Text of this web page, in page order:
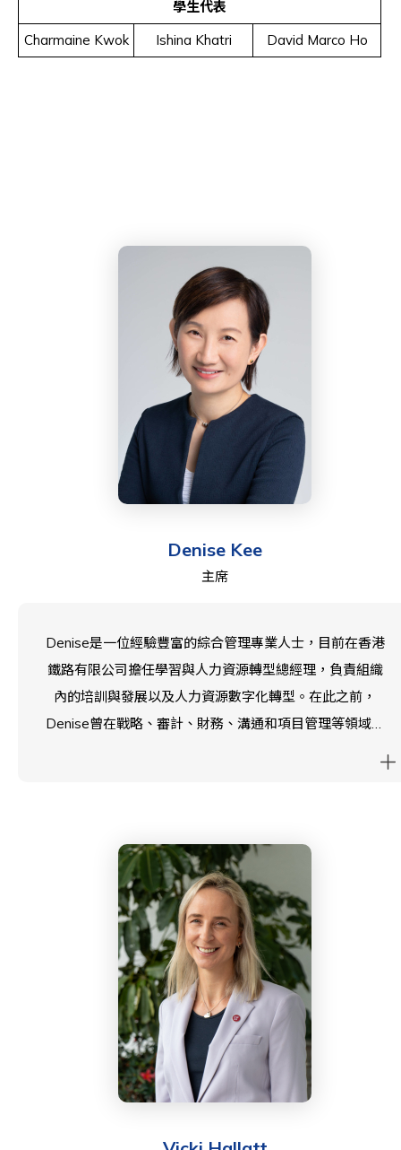
學生代表
Charmaine Kwok
Ishina Khatri David Marco Ho
Denise Kee
主席
Denise是一位經驗豐富的綜合管理專業人士，目前在香港
鐵路有限公司擔任學習與人力資源轉型總經理，負責組織
內的培訓與發展以及人力資源數字化轉型。在此之前，
Denise曾在戰略、審計、財務、溝通和項目管理等領域擔
董事會成員。在此之前，她曾擔任港島中學副主席六年。
她對教育充滿熱情，喜歡與年輕人一起工作並為他們服
務。